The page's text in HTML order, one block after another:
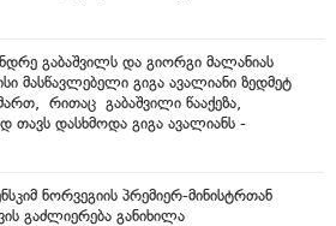
გაბაშვილს და გიორგი მალანიას
მასწავლებელი გიგა ავალიანი ზედმეტ
რითაც გაბაშვილი წააქეზა,
თავს დასხმოდა გიგა ავალიანს -
ნორვეგიის პრემიერ-მინისტრთან
გაძლიერება განიხილა